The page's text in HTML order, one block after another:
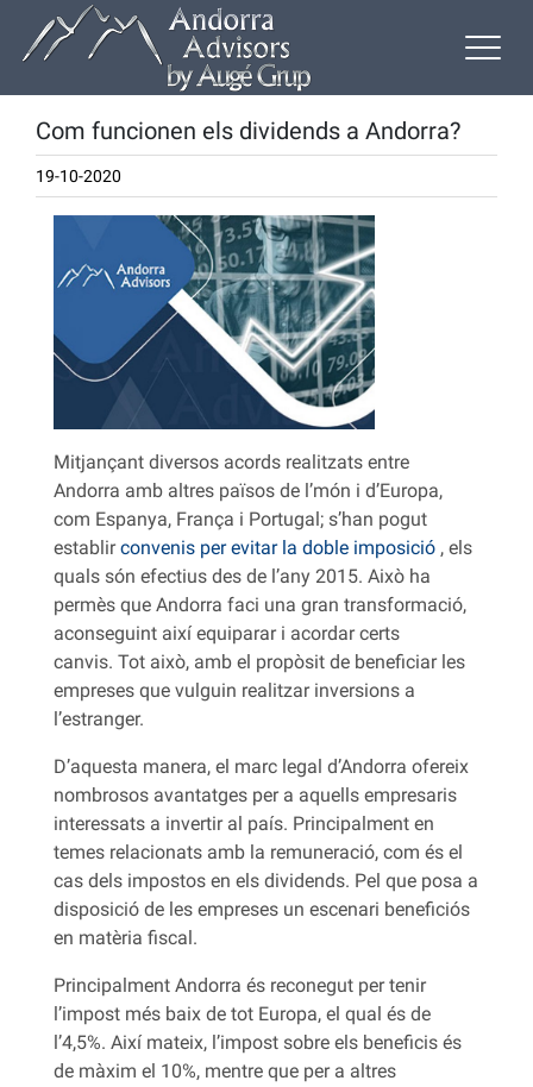
Com funcionen els dividends a Andorra?
19-10-2020
Mitjançant diversos acords realitzats entre
Andorra amb altres països de l’món i d’Europa,
com Espanya, França i Portugal; s’han pogut
establirconvenis per evitar la doble imposició , els
quals són efectius des de l’any 2015. Això ha
permès que Andorra faci una gran transformació,
aconseguint així equiparar i acordar certs
canvis. Tot això, amb el propòsit de beneficiar les
empreses que vulguin realitzar inversions a
l’estranger.
D’aquesta manera, el marc legal d’Andorra ofereix
nombrosos avantatges per a aquells empresaris
interessats a invertir al país. Principalment en
temes relacionats amb la remuneració, com és el
cas dels impostos en els dividends. Pel que posa a
disposició de les empreses un escenari beneficiós
en matèria fiscal.
Principalment Andorra és reconegut per tenir
l’impost més baix de tot Europa, el qual és de
l’4,5%. Així mateix, l’impost sobre els beneficis és
de màxim el 10%, mentre que per a altres